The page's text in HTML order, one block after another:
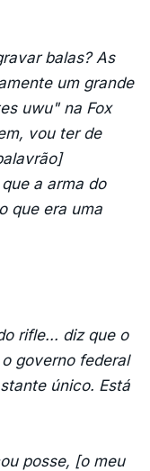
balas? As
um grande
uwu" na Fox
vou ter de
a arma do
que era uma
rifle... diz que o
governo federal
único. Está
posse, [o meu